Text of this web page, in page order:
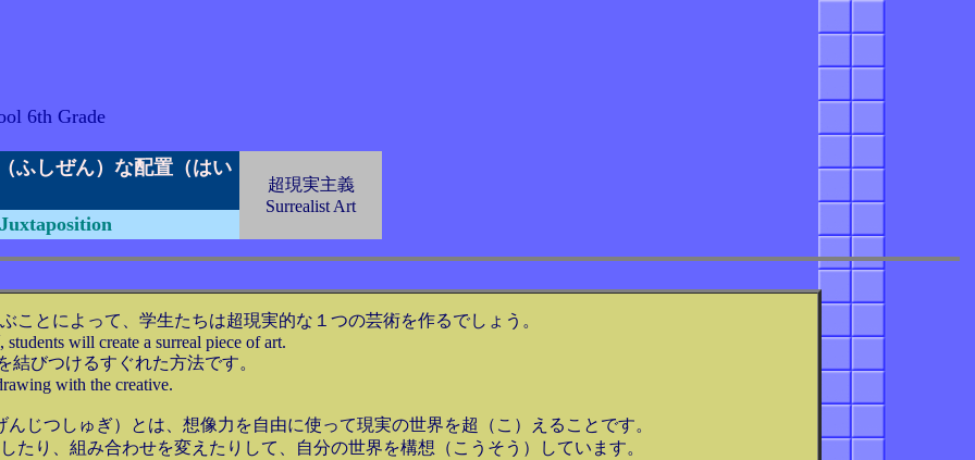
6th Grade
ふしぜん）な配置（はい
超現実主義
Surrealist Art
とによって、学生たちは超現実的な１つの芸術を作るでしょう。
will create a surreal piece of art.
びつけるすぐれた方法です。
with the creative.
じつしゅぎ）とは、想像力を自由に使って現実の世界を超（こ）えることです。
たり、組み合わせを変えたりして、自分の世界を構想（こうそう）しています。